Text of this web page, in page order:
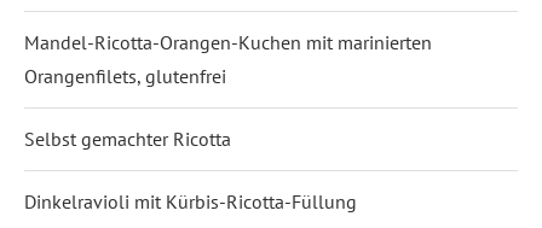
Mandel-Ricotta-Orangen-Kuchen mit marinierten
Orangenfilets, glutenfrei
Selbst gemachter Ricotta
Dinkelravioli mit Kürbis-Ricotta-Füllung